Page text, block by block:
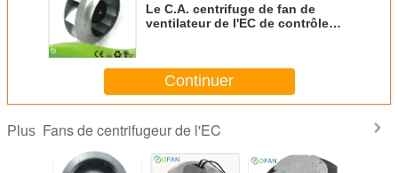
Le C.A. centrifuge de fan de
ventilateur de l'EC de contrôle
Continuer
Plus Fans de centrifugeur de l'EC